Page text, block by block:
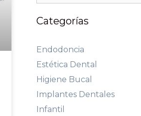
Categorías
Endodoncia
Estética Dental
Higiene Bucal
Implantes Dentales
Infantil